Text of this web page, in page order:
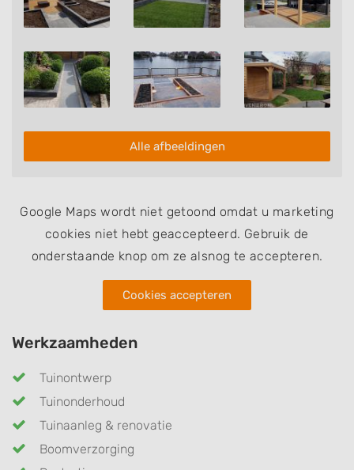
Alle afbeeldingen
Google Maps wordt niet getoond omdat u marketing
cookies niet hebt geaccepteerd. Gebruik de
onderstaande knop om ze alsnog te accepteren.
Cookies accepteren
Werkzaamheden
Tuinontwerp
Tuinonderhoud
Tuinaanleg & renovatie
Boomverzorging